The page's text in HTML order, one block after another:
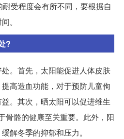
受程度会有所不同，要根据自
。
?
。首先，太阳能促进人体皮肤
高造血功能，对于预防儿童佝
。其次，晒太阳可以促进维生
骨骼的健康至关重要。此外，阳
解冬季的抑郁和压力。